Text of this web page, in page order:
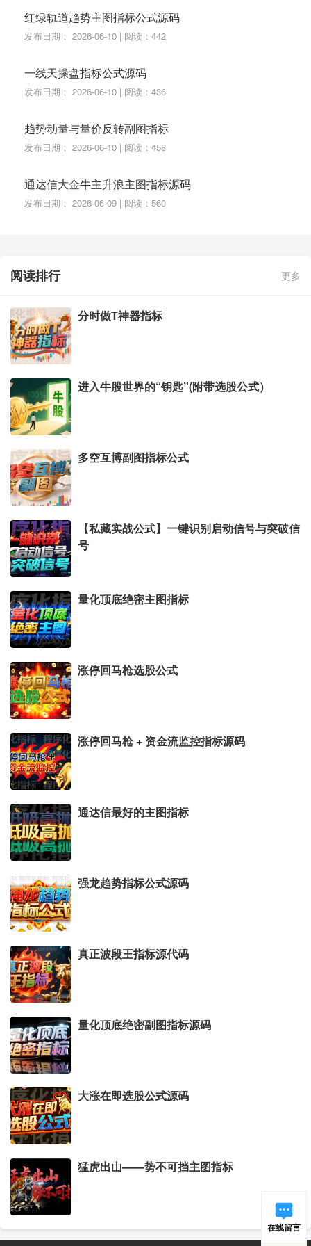
红绿轨道趋势主图指标公式源码
发布日期： 2026-06-10 | 阅读：442
一线天操盘指标公式源码
发布日期： 2026-06-10 | 阅读：436
趋势动量与量价反转副图指标
发布日期： 2026-06-10 | 阅读：458
通达信大金牛主升浪主图指标源码
发布日期： 2026-06-09 | 阅读：560
阅读排行 更多
分时做T神器指标
进入牛股世界的“钥匙”(附带选股公式）
多空互博副图指标公式
【私藏实战公式】一键识别启动信号与突破信
号
量化顶底绝密主图指标
涨停回马枪选股公式
涨停回马枪 + 资金流监控指标源码
通达信最好的主图指标
强龙趋势指标公式源码
真正波段王指标源代码
量化顶底绝密副图指标源码
大涨在即选股公式源码
猛虎出山——势不可挡主图指标
在线留言